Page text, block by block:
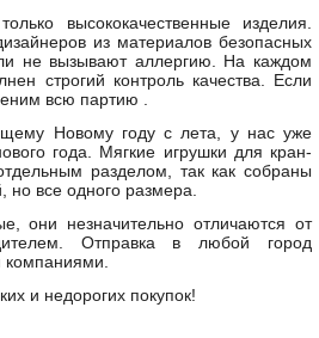
высококачественные изделия.
из материалов безопасных
не вызывают аллергию. На каждом
строгий контроль качества. Если
всю партию .
Новому году с лета, у нас уже
года. Мягкие игрушки для кран-
разделом, так как собраны
все одного размера.
они незначительно отличаются от
Отправка в любой город
компаниями.
и недорогих покупок!